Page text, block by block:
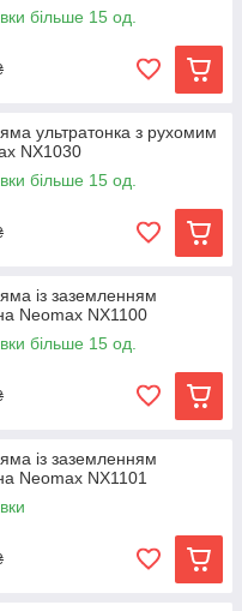
більше 15 од.
ультратонка з рухомим
NX1030
більше 15 од.
із заземленням
Neomax NX1100
більше 15 од.
із заземленням
Neomax NX1101